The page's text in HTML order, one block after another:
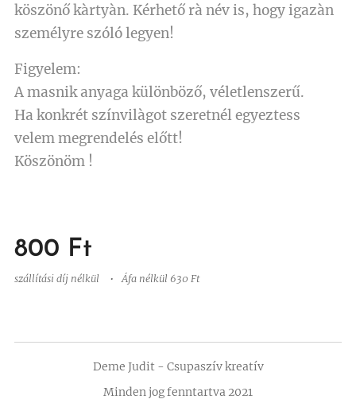
köszönő kàrtyàn. Kérhető rà név is, hogy igazàn
személyre szóló legyen!
Figyelem:
A masnik anyaga különböző, véletlenszerű.
Ha konkrét színvilàgot szeretnél egyeztess
velem megrendelés előtt!
Köszönöm !
800 Ft
szállítási díj nélkül Áfa nélkül 630 Ft
Deme Judit - Csupaszív kreatív
Minden jog fenntartva 2021